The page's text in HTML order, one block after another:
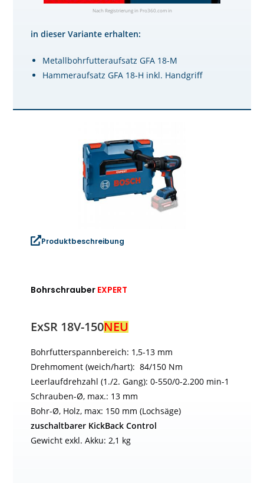
Nach Registrierung in Pro360.com in
in dieser Variante erhalten:
Metallbohrfutteraufsatz GFA 18-M
Hammeraufsatz GFA 18-H inkl. Handgriff
Produktbeschreibung
Bohrschrauber EXPERT
ExSR 18V-150NEU
Bohrfutterspannbereich: 1,5-13 mm
Drehmoment (weich/hart): 84/150 Nm
Leerlaufdrehzahl (1./2. Gang): 0-550/0-2.200 min-1
Schrauben-Ø, max.: 13 mm
Bohr-Ø, Holz, max: 150 mm (Lochsäge)
zuschaltbarer KickBack Control
Gewicht exkl. Akku: 2,1 kg